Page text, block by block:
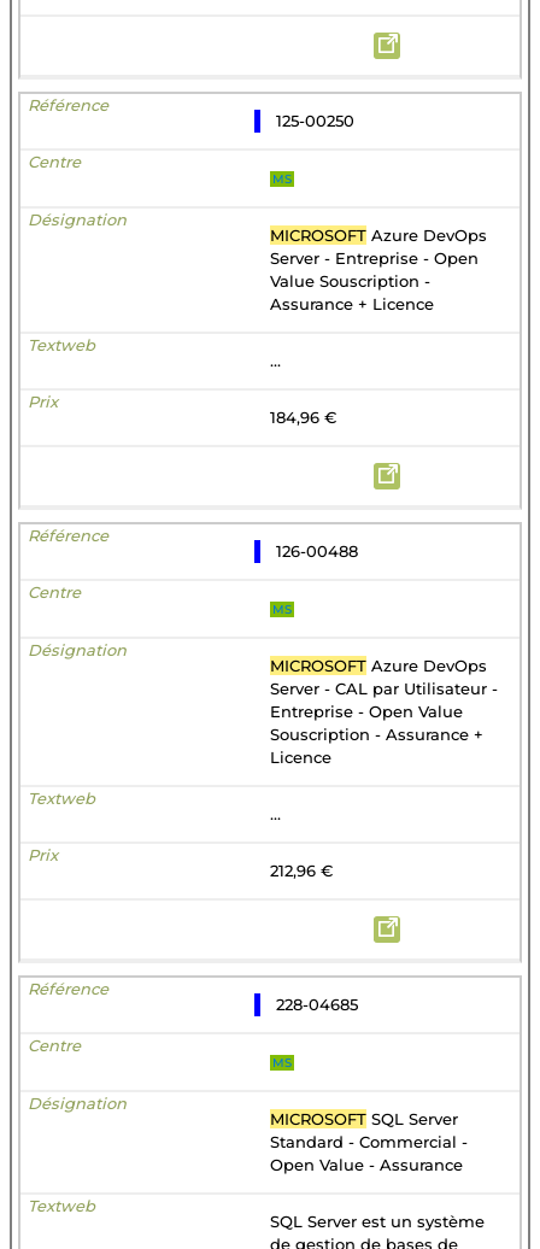
125-00250
MS
MICROSOFT Azure DevOps
Server - Entreprise - Open
Value Souscription -
Assurance + Licence
...
184,96 €
126-00488
MS
MICROSOFT Azure DevOps
Server - CAL par Utilisateur -
Entreprise - Open Value
Souscription - Assurance +
Licence
...
212,96 €
228-04685
MS
MICROSOFT SQL Server
Standard - Commercial -
Open Value - Assurance
SQL Server est un système
de gestion de bases de